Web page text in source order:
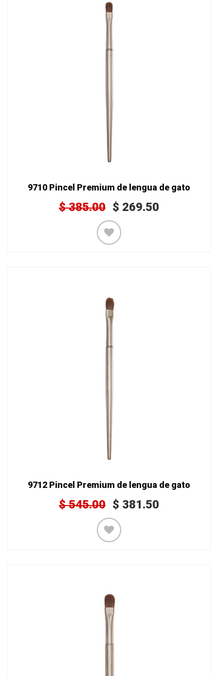
9710 Pincel Premium de lengua de gato
$385.00 $ 269.50
9712 Pincel Premium de lengua de gato
$545.00 $ 381.50